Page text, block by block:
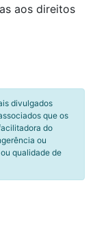
aos direitos
divulgados
que os
do
ou
qualidade de